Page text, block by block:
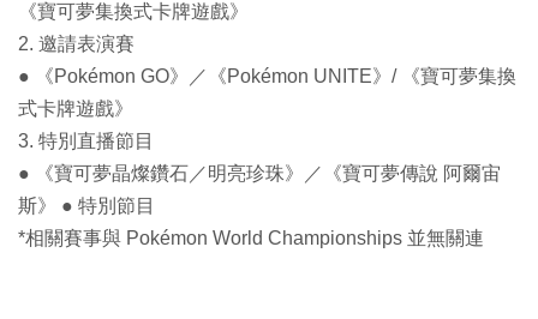
《寶可夢集換式卡牌遊戲》
2. 邀請表演賽
● 《Pokémon GO》／《Pokémon UNITE》/ 《寶可夢集換
式卡牌遊戲》
3. 特別直播節目
● 《寶可夢晶燦鑽石／明亮珍珠》／《寶可夢傳說 阿爾宙
斯》 ● 特別節目
*相關賽事與 Pokémon World Championships 並無關連